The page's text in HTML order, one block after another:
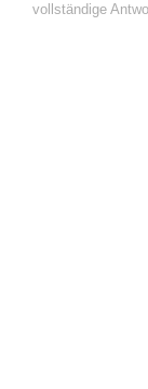
vollständige